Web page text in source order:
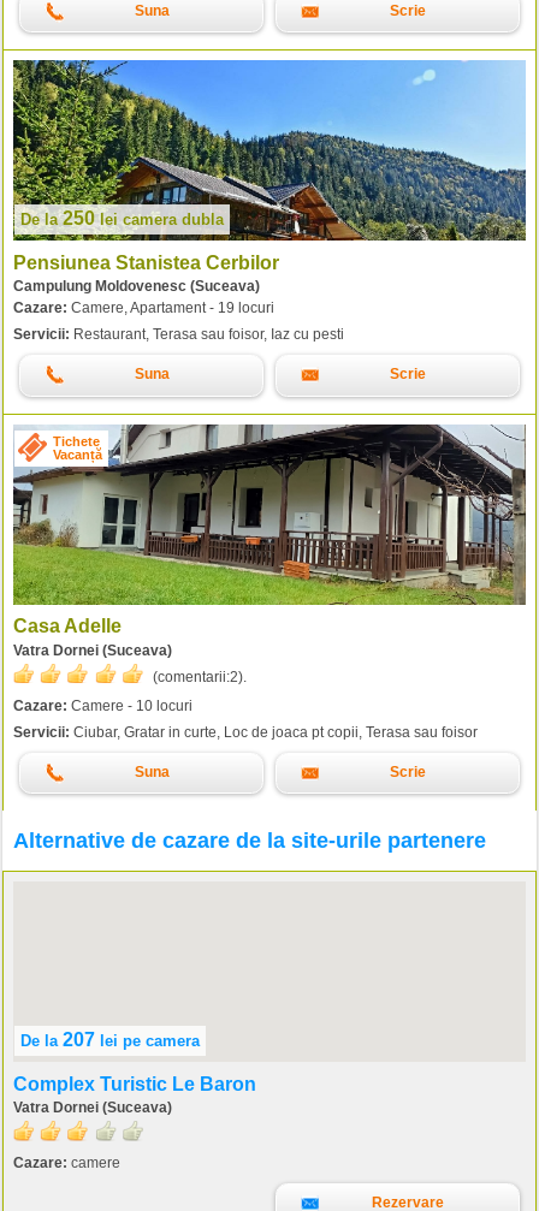
Suna Scrie
De la250lei camera dubla
Pensiunea Stanistea Cerbilor
Campulung Moldovenesc (Suceava)
Cazare: Camere, Apartament - 19 locuri
Servicii: Restaurant, Terasa sau foisor, Iaz cu pesti
Suna Scrie
Tichete
Vacanță
Casa Adelle
Vatra Dornei (Suceava)
(comentarii:2).
Cazare: Camere - 10 locuri
Servicii: Ciubar, Gratar in curte, Loc de joaca pt copii, Terasa sau foisor
Suna Scrie
Alternative de cazare de la site-urile partenere
De la 207 lei pe camera
Complex Turistic Le Baron
Vatra Dornei (Suceava)
Cazare: camere
Rezervare